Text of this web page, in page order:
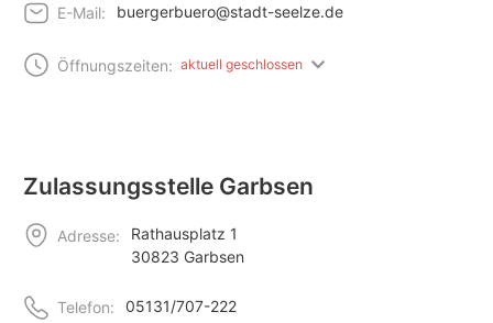
E-Mail: buergerbuero@stadt-seelze.de
Öffnungszeiten: aktuell geschlossen
Zulassungsstelle Garbsen
Adresse:
Rathausplatz 1
30823 Garbsen
Telefon: 05131/707-222